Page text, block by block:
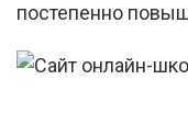
постепенно